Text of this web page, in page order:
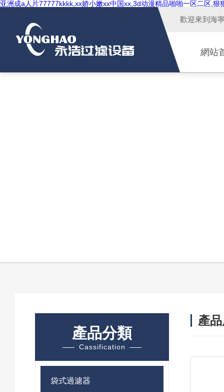
亚洲成a人片77777kkkk,xx娇小嫩xx中国xx,3d动漫精品啪啪一区二区,狠
歡迎來到 海
網站
產品分類
Cassification
袋式過濾器
產